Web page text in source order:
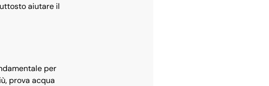
aiutare il
per
prova acqua